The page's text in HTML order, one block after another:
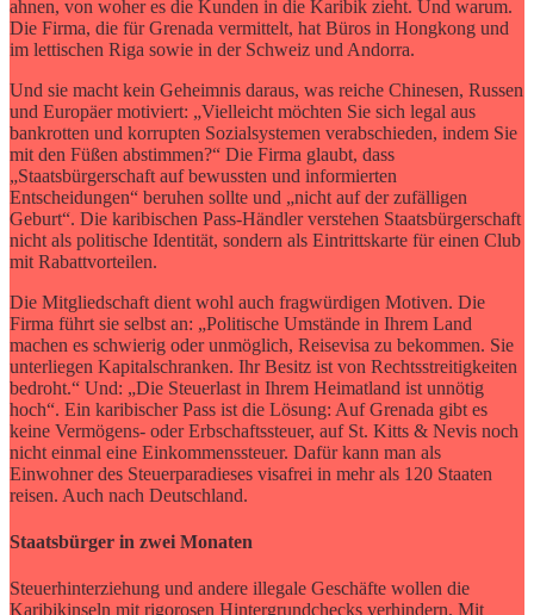
ahnen, von woher es die Kunden in die Karibik zieht. Und warum.
Die Firma, die für Grenada vermittelt, hat Büros in Hongkong und
im lettischen Riga sowie in der Schweiz und Andorra.
Und sie macht kein Geheimnis daraus, was reiche Chinesen, Russen
und Europäer motiviert: „Vielleicht möchten Sie sich legal aus
bankrotten und korrupten Sozialsystemen verabschieden, indem Sie
mit den Füßen abstimmen?“ Die Firma glaubt, dass
„Staatsbürgerschaft auf bewussten und informierten
Entscheidungen“ beruhen sollte und „nicht auf der zufälligen
Geburt“. Die karibischen Pass-Händler verstehen Staatsbürgerschaft
nicht als politische Identität, sondern als Eintrittskarte für einen Club
mit Rabattvorteilen.
Die Mitgliedschaft dient wohl auch fragwürdigen Motiven. Die
Firma führt sie selbst an: „Politische Umstände in Ihrem Land
machen es schwierig oder unmöglich, Reisevisa zu bekommen. Sie
unterliegen Kapitalschranken. Ihr Besitz ist von Rechtsstreitigkeiten
bedroht.“ Und: „Die Steuerlast in Ihrem Heimatland ist unnötig
hoch“. Ein karibischer Pass ist die Lösung: Auf Grenada gibt es
keine Vermögens- oder Erbschaftssteuer, auf St. Kitts & Nevis noch
nicht einmal eine Einkommenssteuer. Dafür kann man als
Einwohner des Steuerparadieses visafrei in mehr als 120 Staaten
reisen. Auch nach Deutschland.
Staatsbürger in zwei Monaten
Steuerhinterziehung und andere illegale Geschäfte wollen die
Karibikinseln mit rigorosen Hintergrundchecks verhindern. Mit